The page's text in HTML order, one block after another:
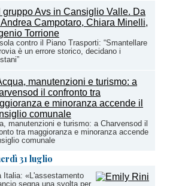
contro il Piano Trasporti: “Smantellare
è un errore storico, decidano i
manutenzioni e turismo: a Charvensod il
tra maggioranza e minoranza accende
comunale
31 luglio
Italia: «L'assestamento
segna una svolta per